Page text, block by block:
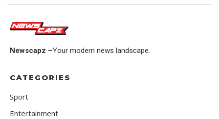
Newscapz –Your modern news landscape.
CATEGORIES
Sport
Entertainment